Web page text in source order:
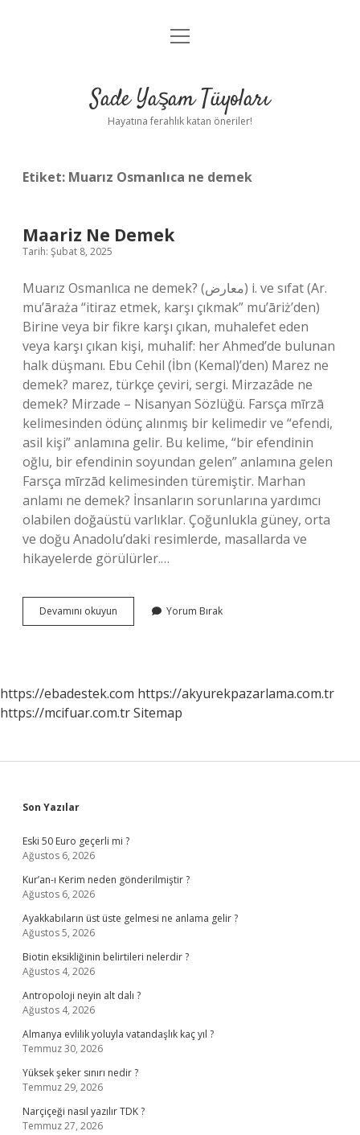
Anasayfa
Yasal Uyarı
menüyü
Sade Yaşam Tüyoları
Hayatına ferahlık katan öneriler!
Etiket: Muarız Osmanlıca ne demek
Maariz Ne Demek
Tarih: Şubat 8, 2025
Muarız Osmanlıca ne demek? (ﻣﻌﺎﺭﺽ) i. ve sıfat (Ar.
mu’āraża “itiraz etmek, karşı çıkmak” mu’āriż’den)
Birine veya bir fikre karşı çıkan, muhalefet eden
veya karşı çıkan kişi, muhalif: her Ahmed’de bulunan
halk düşmanı. Ebu Cehil (İbn (Kemal)’den) Marez ne
demek? marez, türkçe çeviri, sergi. Mirzazâde ne
demek? Mirzade – Nisanyan Sözlüğü. Farsça mīrzā
kelimesinden ödünç alınmış bir kelimedir ve “efendi,
asil kişi” anlamına gelir. Bu kelime, “bir efendinin
oğlu, bir efendinin soyundan gelen” anlamına gelen
Farsça mīrzād kelimesinden türemiştir. Marhan
anlamı ne demek? İnsanların sorunlarına yardımcı
olabilen doğaüstü varlıklar. Çoğunlukla güney, orta
ve doğu Anadolu’daki resimlerde, masallarda ve
hikayelerde görülürler.…
Devamını okuyun
Ne
Yorum Bırak
https://ebadestek.com https://akyurekpazarlama.com.tr
https://mcifuar.com.trSitemap
Sidebar
Son Yazılar
Eski 50 Euro geçerli mi ?
Ağustos 6, 2026
Kur’an-ı Kerim neden gönderilmiştir ?
Ağustos 6, 2026
Ayakkabıların üst üste gelmesi ne anlama gelir ?
Ağustos 5, 2026
Biotin eksikliğinin belirtileri nelerdir ?
Ağustos 4, 2026
Antropoloji neyin alt dalı ?
Ağustos 4, 2026
Almanya evlilik yoluyla vatandaşlık kaç yıl ?
Temmuz 30, 2026
Yüksek şeker sınırı nedir ?
Temmuz 29, 2026
Narçiçeği nasıl yazılır TDK ?
Temmuz 27, 2026